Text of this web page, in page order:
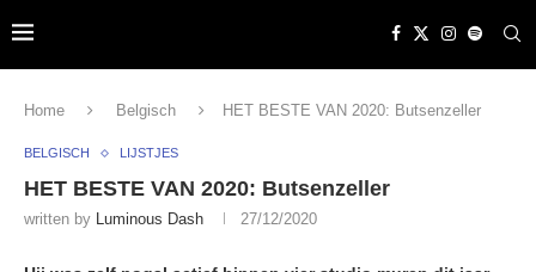
Home Belgisch HET BESTE VAN 2020: Butsenzeller
BELGISCH LIJSTJES
HET BESTE VAN 2020: Butsenzeller
written by Luminous Dash 27/12/2020